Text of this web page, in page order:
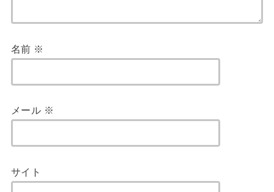
名前 ※
メール ※
サイト